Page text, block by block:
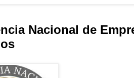
Nacional de